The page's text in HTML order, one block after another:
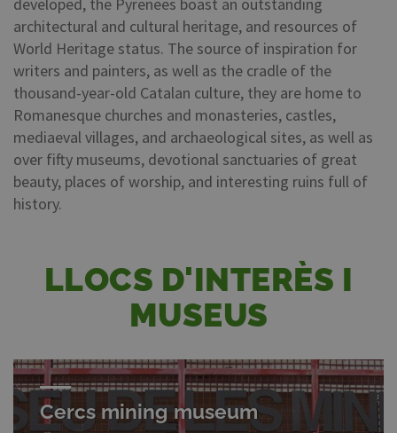
architectural and cultural heritage, and resources of
World Heritage status. The source of inspiration for
writers and painters, as well as the cradle of the
thousand-year-old Catalan culture, they are home to
Romanesque churches and monasteries, castles,
mediaeval villages, and archaeological sites, as well as
over fifty museums, devotional sanctuaries of great
beauty, places of worship, and interesting ruins full of
history.
LLOCS D'INTERÈS I
MUSEUS
Cercs mining museum